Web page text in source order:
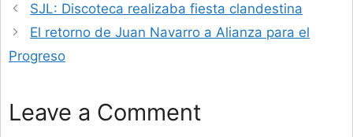
SJL: Discoteca realizaba fiesta clandestina
El retorno de Juan Navarro a Alianza para el
Progreso
Leave a Comment